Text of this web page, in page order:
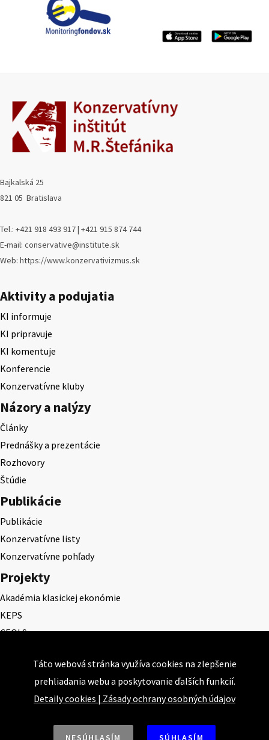
Bajkalská 25
821 05 Bratislava
Tel.: +421 918 493 917 | +421 915 874 744
E-mail: conservative@institute.sk
Web: https://www.konzervativizmus.sk
Aktivity a podujatia
KI informuje
KI pripravuje
KI komentuje
Konferencie
Konzervatívne kluby
Názory a nalýzy
Články
Prednášky a prezentácie
Rozhovory
Štúdie
Publikácie
Publikácie
Konzervatívne listy
Konzervatívne pohľady
Projekty
Akadémia klasickej ekonómie
KEPS
CEQLS
Cena Ernesta Valka
Študentská esej
Deň daňového odbremenenia
Táto webová stránka využíva cookies na zlepšenie
prehliadania webu a poskytovanie ďalších funkcií.
Detaily cookies | Zásady ochrany osobných údajov
NESÚHLASÍM SÚHLASÍM